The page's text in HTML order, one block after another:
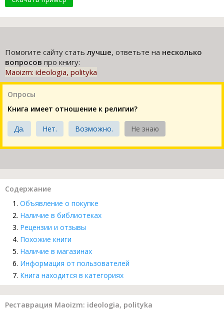
Помогите сайту статьлучше, ответьте на несколько
вопросов про книгу:
Maoizm: ideologia, polityka
Опросы
Книга имеет отношение к религии?
Да. Нет. Возможно. Не знаю
Содержание
Объявление о покупке
Наличие в библиотеках
Рецензии и отзывы
Похожие книги
Наличие в магазинах
Информация от пользователей
Книга находится в категориях
Реставрация Maoizm: ideologia, polityka